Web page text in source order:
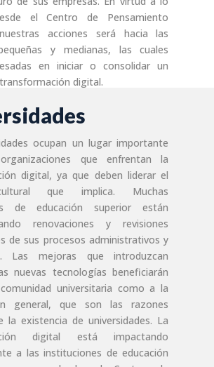
el Centro de Pensamiento
acciones será hacia las
y medianas, las cuales
en iniciar o consolidar un
digital.
ocupan un lugar importante
que enfrentan la
digital, ya que deben liderar el
que implica. Muchas
de educación superior están
renovaciones y revisiones
de sus procesos administrativos y
Las mejoras que introduzcan
nuevas tecnologías beneficiarán
universitaria como a la
general, que son las razones
la existencia de universidades. La
digital está impactando
a las instituciones de educación